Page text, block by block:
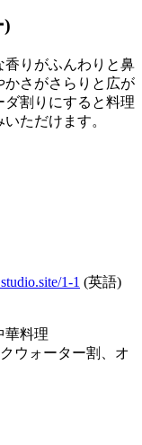
)
香りがふんわりと鼻
かさがさらりと広が
ダ割りにすると料理
ただけます。
1-1 (英語)
華料理
ウォーター割、オ